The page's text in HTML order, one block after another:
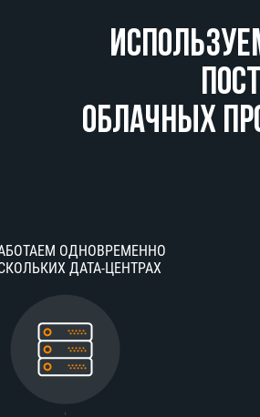
облачных
ОДНОВРЕМЕННО
ДАТА-ЦЕНТРАХ